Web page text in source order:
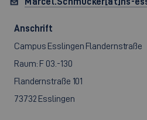
Anschrift
Campus Esslingen Flandernstraße
Raum: F 03.-130
Flandernstraße 101
73732 Esslingen